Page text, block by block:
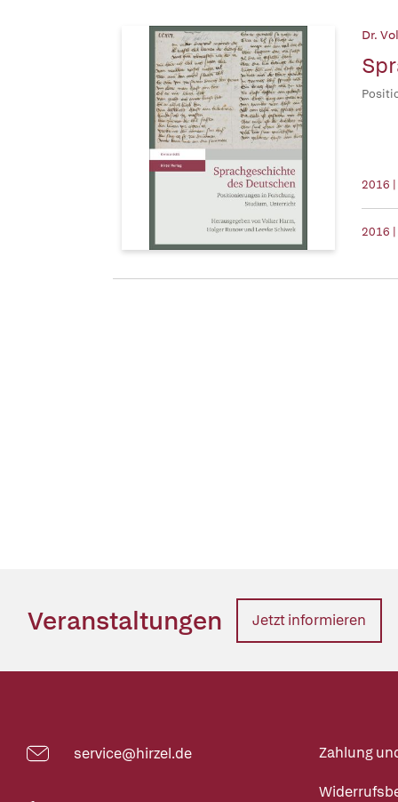
Dr.
2016
2016 |
Veranstaltungen Jetzt informieren
service@hirzel.de Zahlung